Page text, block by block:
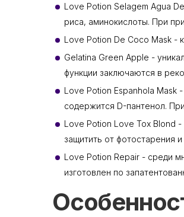
Love Potion Selagem Agua
риса, аминокислоты. При
Love Potion De Coco Mask -
Gelatina Green Apple -
функции заключаются в
Love Potion Espanhola Mask
содержится D-пантенол.
Love Potion Love Tox Blond -
защитить от фотостарения
Love Potion Repair - среди
изготовлен по